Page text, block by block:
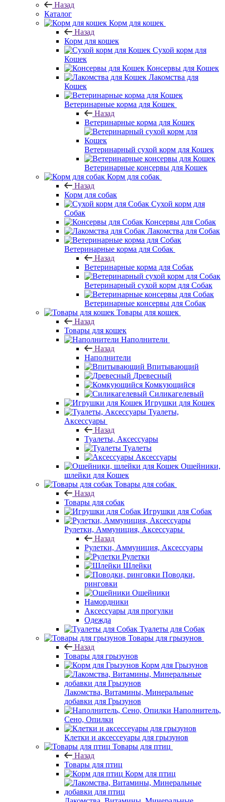
Назад
Каталог
Корм для кошек
Назад
Корм для кошек
Сухой корм для
Кошек
Консервы для Кошек
Лакомства для
Кошек
Ветеринарные корма для Кошек
Назад
Ветеринарные корма для Кошек
Ветеринарный сухой корм для Кошек
Ветеринарные консервы для Кошек
Корм для собак
Назад
Корм для собак
Сухой корм для
Собак
Консервы для Собак
Лакомства для Собак
Ветеринарные корма для Собак
Назад
Ветеринарные корма для Собак
Ветеринарный сухой корм для Собак
Ветеринарные консервы для Собак
Товары для кошек
Назад
Товары для кошек
Наполнители
Назад
Наполнители
Впитывающий
Древесный
Комкующийся
Силикагелевый
Игрушки для Кошек
Туалеты,
Аксессуары
Назад
Туалеты, Аксессуары
Туалеты
Аксессуары
Ошейники,
шлейки для Кошек
Товары для собак
Назад
Товары для собак
Игрушки для Собак
Рулетки, Аммуниция, Аксессуары
Назад
Рулетки, Аммуниция, Аксессуары
Рулетки
Шлейки
Поводки,
ринговки
Ошейники
Намордники
Аксессуары для прогулки
Одежда
Туалеты для Собак
Товары для грызунов
Назад
Товары для грызунов
Корм для Грызунов
Лакомства, Витамины, Минеральные
добавки для Грызунов
Наполнитель,
Сено, Опилки
Клетки и аксессеуары для грызунов
Товары для птиц
Назад
Товары для птиц
Корм для птиц